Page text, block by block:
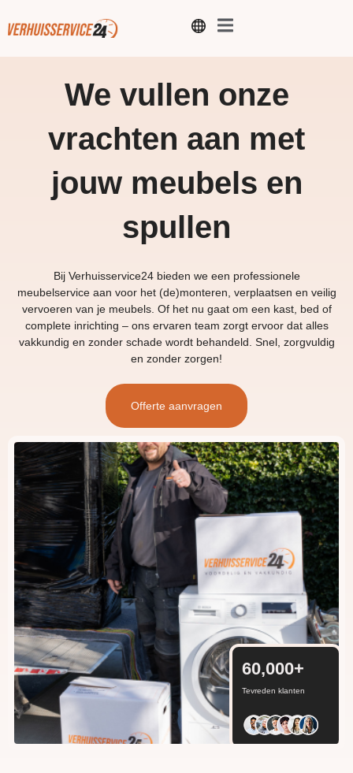
We vullen onze
vrachten aan met
jouw meubels en
spullen
Bij Verhuisservice24 bieden we een professionele
meubelservice aan voor het (de)monteren, verplaatsen en veilig
vervoeren van je meubels. Of het nu gaat om een kast, bed of
complete inrichting – ons ervaren team zorgt ervoor dat alles
vakkundig en zonder schade wordt behandeld. Snel, zorgvuldig
en zonder zorgen!
Offerte aanvragen
Tevreden klanten
60,000+